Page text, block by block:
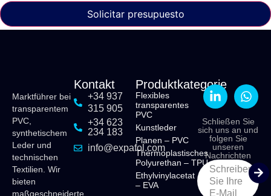
Solicitar presupuesto
Marktführer bei
transparentem
PVC,
synthetischem
Leder und
technischen
Textilien. Wir
bieten
maßgeschneiderte
Kontakt
+34 937
315 905
+34 623
234 183
info@expafol.com
Produktkategorie
Flexibles
transparentes
PVC
Kunstleder
Planen – PVC
Thermoplastisches
Polyurethan – TPU
Ethylvinylacetat
– EVA
Schließen Sie
sich uns an und
folgen Sie
unseren
Nachrichten
Schreiben
Sie Ihre
E-Mail